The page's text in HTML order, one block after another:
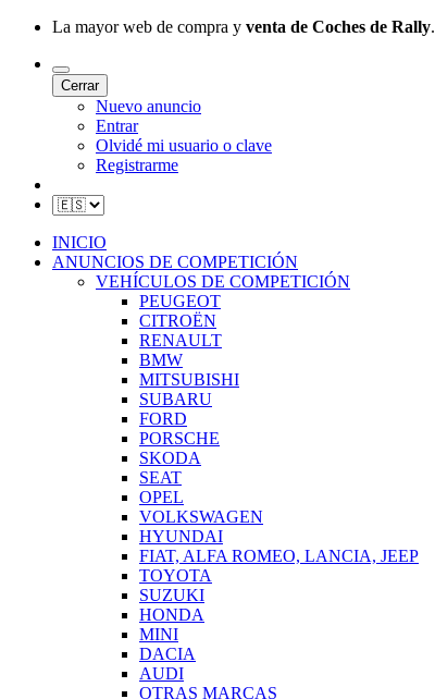
La mayor web de compra y venta de Coches de Rally.
Cerrar
Nuevo anuncio
Entrar
Olvidé mi usuario o clave
Registrarme
INICIO
ANUNCIOS DE COMPETICIÓN
VEHÍCULOS DE COMPETICIÓN
PEUGEOT
CITROËN
RENAULT
BMW
MITSUBISHI
SUBARU
FORD
PORSCHE
SKODA
SEAT
OPEL
VOLKSWAGEN
HYUNDAI
FIAT, ALFA ROMEO, LANCIA, JEEP
TOYOTA
SUZUKI
HONDA
MINI
DACIA
AUDI
OTRAS MARCAS